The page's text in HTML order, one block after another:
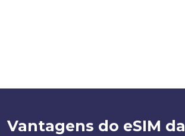
Vantagens do eSIM da